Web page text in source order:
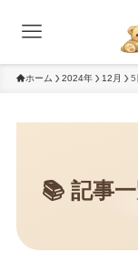
ホーム 2024年 12月 5